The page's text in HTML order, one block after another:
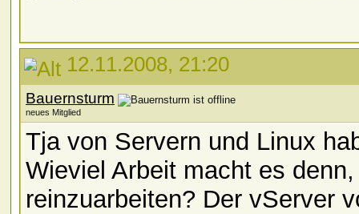
12.11.2008, 21:20
Bauernsturm
neues Mitglied
Tja von Servern und Linux
Wieviel Arbeit macht es
reinzuarbeiten? Der vServer